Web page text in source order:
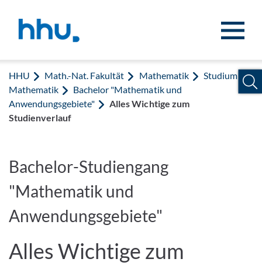
HHU Math.-Nat. Fakultät Mathematik
Studium
Mathematik
Bachelor "Mathematik und
Anwendungsgebiete"
Alles Wichtige zum
Studienverlauf
Bachelor-Studiengang
"Mathematik und
Anwendungsgebiete"
Alles Wichtige zum